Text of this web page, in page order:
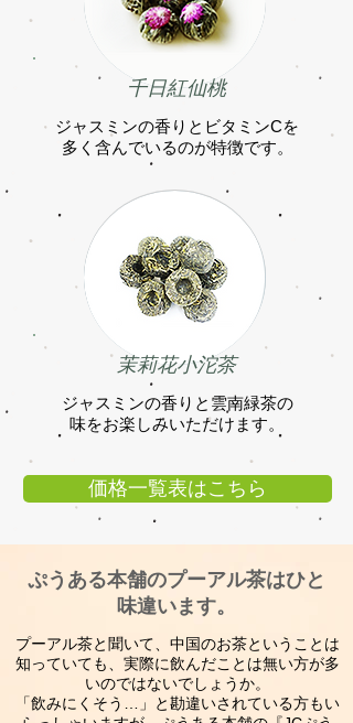
千日紅仙桃
ジャスミンの香りとビタミンCを
多く含んでいるのが特徴です。
茉莉花小沱茶
ジャスミンの香りと雲南緑茶の
味をお楽しみいただけます。
価格一覧表はこちら
ぷうある本舗のプーアル茶はひと
味違います。
プーアル茶と聞いて、中国のお茶ということは
知っていても、実際に飲んだことは無い方が多
いのではないでしょうか。
「飲みにくそう…」と勘違いされている方もい